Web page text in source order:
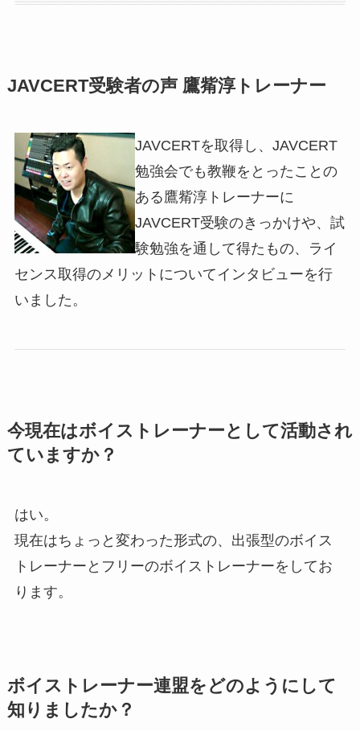
JAVCERT受験者の声 鷹觜淳トレーナー
JAVCERTを取得し、JAVCERT
勉強会でも教鞭をとったことの
ある鷹觜淳トレーナーに
JAVCERT受験のきっかけや、試
験勉強を通して得たもの、ライ
センス取得のメリットについてインタビューを行
いました。
今現在はボイストレーナーとして活動され
ていますか？
はい。
現在はちょっと変わった形式の、出張型のボイス
トレーナーとフリーのボイストレーナーをしてお
ります。
ボイストレーナー連盟をどのようにして
知りましたか？